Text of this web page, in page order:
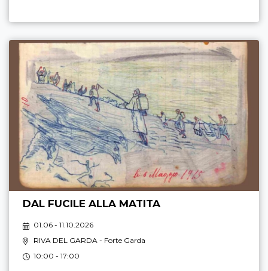
DAL FUCILE ALLA MATITA
01.06 - 11.10.2026
RIVA DEL GARDA - Forte Garda
10:00 - 17:00